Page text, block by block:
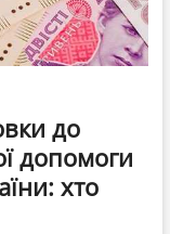
до
допомоги
хто